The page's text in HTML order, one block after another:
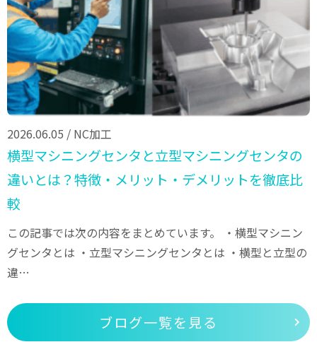
2026.06.05 / NC加工
横型マシニングセンタと立型マシニングセンタの
違いとは？特徴・メリット・デメリットを徹底比
較
この記事では次の内容をまとめています。 ・横型マシニン
グセンタとは ・立型マシニングセンタとは ・横型と立型の
違…
ブログ一覧を見る